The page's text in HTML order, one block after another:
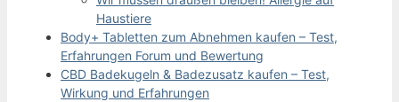
Haustiere
Body+ Tabletten zum Abnehmen kaufen – Test,
Erfahrungen Forum und Bewertung
CBD Badekugeln & Badezusatz kaufen – Test,
Wirkung und Erfahrungen